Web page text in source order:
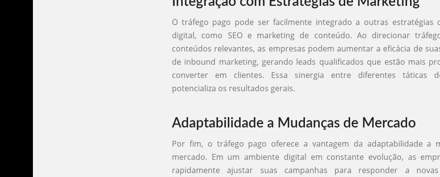
O tráfego pago pode ser facilmente integrado a outras estratégias
digital, como SEO e marketing de conteúdo. Ao direcionar
conteúdos relevantes, as empresas podem aumentar a eficácia de
de inbound marketing, gerando leads qualificados que estão mais
converter em clientes. Essa sinergia entre diferentes táticas
potencializa os resultados gerais.
Adaptabilidade a Mudanças de Mercado
Por fim, o tráfego pago oferece a vantagem da adaptabilidade a
mercado. Em um ambiente digital em constante evolução, as
rapidamente ajustar suas campanhas para responder a novas